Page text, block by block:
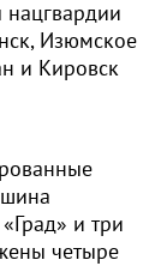
Изюмское
и Кировск
и три
четыре